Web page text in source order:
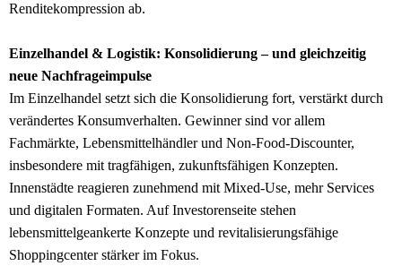
Renditekompression ab.
Einzelhandel & Logistik: Konsolidierung – und gleichzeitig
neue Nachfrageimpulse
Im Einzelhandel setzt sich die Konsolidierung fort, verstärkt durch
verändertes Konsumverhalten. Gewinner sind vor allem
Fachmärkte, Lebensmittelhändler und Non-Food-Discounter,
insbesondere mit tragfähigen, zukunftsfähigen Konzepten.
Innenstädte reagieren zunehmend mit Mixed-Use, mehr Services
und digitalen Formaten. Auf Investorenseite stehen
lebensmittelgeankerte Konzepte und revitalisierungsfähige
Shoppingcenter stärker im Fokus.